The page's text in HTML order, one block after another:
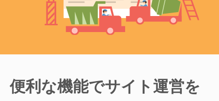
便利な機能でサイト運営を